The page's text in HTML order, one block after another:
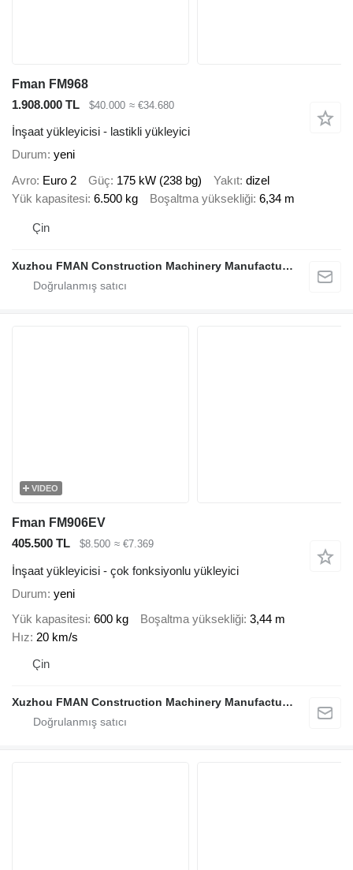
Fman FM968
1.908.000 TL
$40.000 ≈ €34.680
İnşaat yükleyicisi - lastikli yükleyici
Durum yeni
Avro Euro 2 Güç 175 kW (238 bg) Yakıt dizel
Yük kapasitesi 6.500 kg Boşaltma yüksekliği 6,34 m
Çin
Xuzhou FMAN Construction Machinery Manufacture Co., Ltd.
VIDEO
Fman FM906EV
405.500 TL
$8.500 ≈ €7.369
İnşaat yükleyicisi - çok fonksiyonlu yükleyici
Durum yeni
Yük kapasitesi 600 kg Boşaltma yüksekliği 3,44 m
Hız 20 km/s
Çin
Xuzhou FMAN Construction Machinery Manufacture Co., Ltd.